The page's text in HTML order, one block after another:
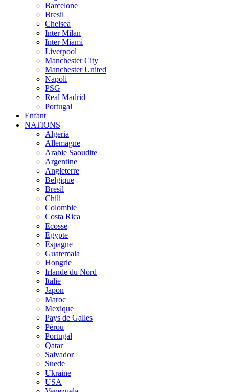
Barcelone
Bresil
Chelsea
Inter Milan
Inter Miami
Liverpool
Manchester City
Manchester United
Napoli
PSG
Real Madrid
Portugal
Enfant
NATIONS
Algeria
Allemagne
Arabie Saoudite
Argentine
Angleterre
Belgique
Bresil
Chili
Colombie
Costa Rica
Ecosse
Egypte
Espagne
Guatemala
Hongrie
Irlande du Nord
Italie
Japon
Maroc
Mexique
Pays de Galles
Pérou
Portugal
Qatar
Salvador
Suede
Ukraine
USA